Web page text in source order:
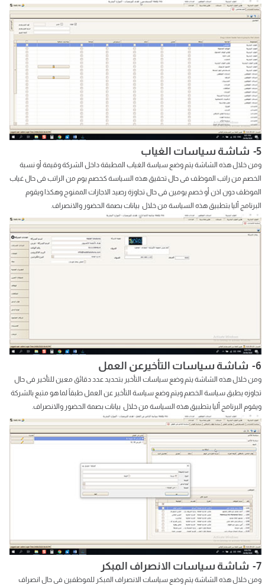
5- شاشة سياسات الغياب
ومن خلال هذه الشاشة يتم وضع سياسة الغياب المطبقة داخل الشركة وقيمة أو نسبة
الخصم من راتب الموظف فى حال تحقيق هذه السياسة كخصم يوم من الراتب فى حال غياب
الموظف دون اذن أو خصم يومين فى حال تجاوزة رصيد الاجازات الممنوح وهكذا ويقوم
البرنامج أليا بتطبيق هذه السياسة من خلال بيانات بصمة الحضور والانصراف.
6- شاشة سياسات التأخيرعن العمل
ومن خلال هذه الشاشة يتم وضع سياسات التأخير بتحديد عدد دقائق معين للتأخير فى حال
تجاوزه يطبق سياسة الخصم ويتم وضع سياسة التأخير عن العمل طبقاً لما هو متبع بالشركة
ويقوم البرنامج أليا بتطبيق هذه السياسة من خلال بيانات بصمة الحضور والانصراف.
7- شاشة سياسات الانصراف المبكر
ومن خلال هذه الشاشة يتم وضع سياسات الانصراف المبكر للموظفين فى حال انصراف